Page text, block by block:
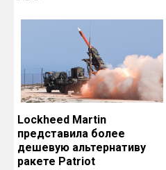
Lockheed Martin
представила более
дешевую альтернативу
ракете Patriot